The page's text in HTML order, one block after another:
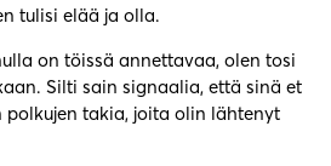
tulisi elää ja olla.
on töissä annettavaa, olen tosi
Silti sain signaalia, että sinä et
takia, joita olin lähtenyt